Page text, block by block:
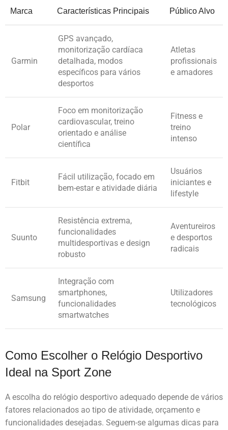
Marca Características Principais Público Alvo
Garmin
GPS avançado,
monitorização cardíaca
detalhada, modos
específicos para vários
desportos
Atletas
profissionais
e amadores
Polar
Foco em monitorização
cardiovascular, treino
orientado e análise
científica
Fitness e
treino
intenso
Fitbit
Fácil utilização, focado em
bem-estar e atividade diária
Usuários
iniciantes e
lifestyle
Suunto
Resistência extrema,
funcionalidades
multidesportivas e design
robusto
Aventureiros
e desportos
radicais
Samsung
Integração com
smartphones,
funcionalidades
smartwatches
Utilizadores
tecnológicos
Como Escolher o Relógio Desportivo
Ideal na Sport Zone
A escolha do relógio desportivo adequado depende de vários
fatores relacionados ao tipo de atividade, orçamento e
funcionalidades desejadas. Seguem-se algumas dicas para